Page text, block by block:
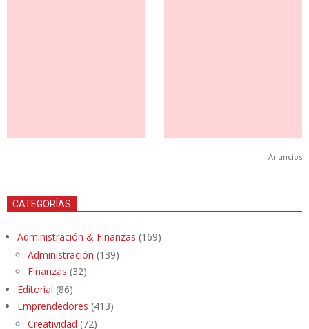
Anuncios
CATEGORÍAS
Administración & Finanzas (169)
Administración (139)
Finanzas (32)
Editorial (86)
Emprendedores (413)
Creatividad (72)